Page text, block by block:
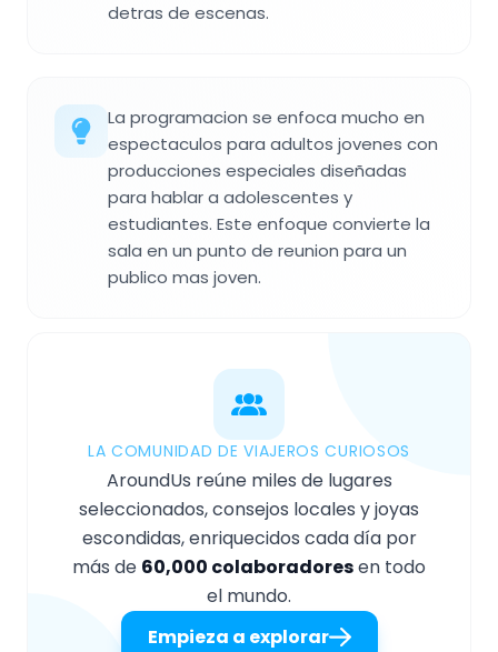
detras de escenas.
La programacion se enfoca mucho en
espectaculos para adultos jovenes con
producciones especiales diseñadas
para hablar a adolescentes y
estudiantes. Este enfoque convierte la
sala en un punto de reunion para un
publico mas joven.
LA COMUNIDAD DE VIAJEROS CURIOSOS
AroundUs reúne miles de lugares
seleccionados, consejos locales y joyas
escondidas, enriquecidos cada día por
más de 60,000 colaboradoresen todo
el mundo.
Empieza a explorar